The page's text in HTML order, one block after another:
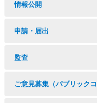
情報公開
申請・届出
監査
ご意見募集（パブリックコ